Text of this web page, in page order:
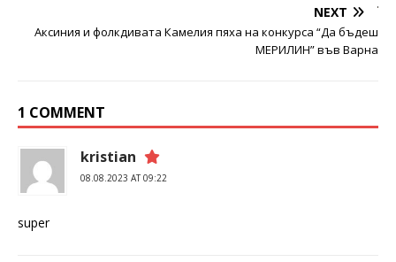
NEXT
Аксиния и фолкдивата Камелия пяха на конкурса “Да бъдеш
МЕРИЛИН” във Варна
1 COMMENT
kristian
08.08.2023 AT 09:22
super